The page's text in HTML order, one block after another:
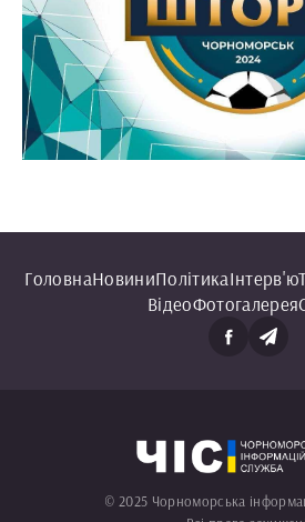
ГоловнаНовиниПолітикаІнтерв'ю
ВідеоФотогалерея
© 2025 Чорноморська